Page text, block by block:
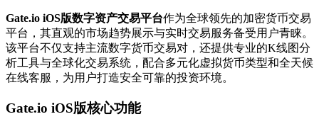
Gate.io iOS版数字资产交易平台作为全球领先的加密货币交易
平台，其直观的市场趋势展示与实时交易服务备受用户青睐。
该平台不仅支持主流数字货币交易对，还提供专业的K线图分
析工具与全球化交易系统，配合多元化虚拟货币类型和全天候
在线客服，为用户打造安全可靠的投资环境。
Gate.io iOS版核心功能